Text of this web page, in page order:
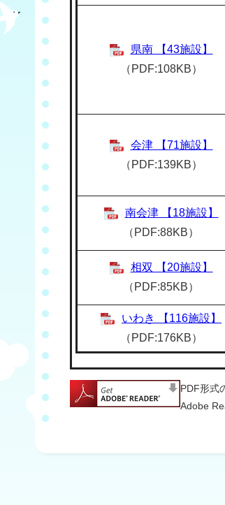
県南 【43施設】
（PDF:108KB）
会津 【71施設】
（PDF:139KB）
南会津 【18施設】
（PDF:88KB）
相双 【20施設】
（PDF:85KB）
いわき 【116施設】
（PDF:176KB）
PDF形式
Adobe